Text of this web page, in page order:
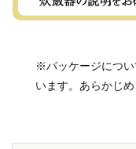
※パッケージにつ
います。あらかじめ